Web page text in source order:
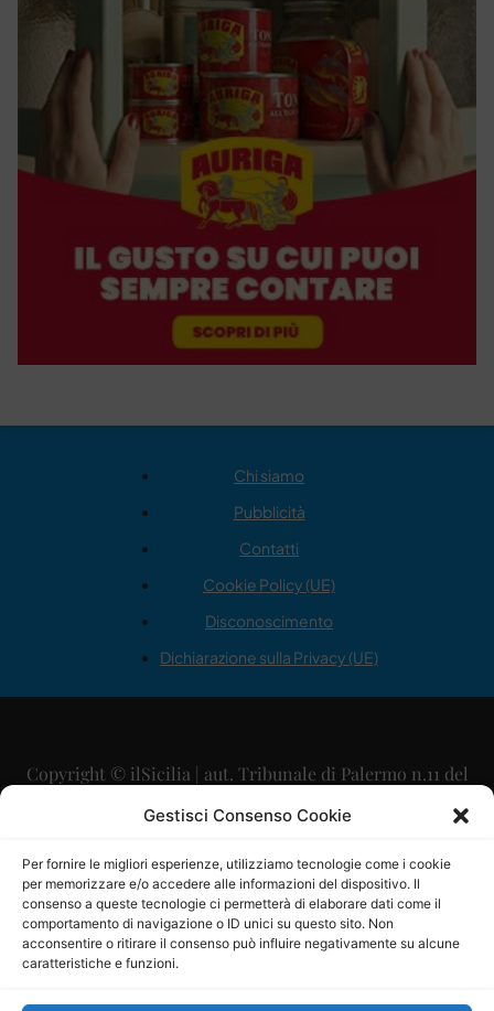
Gestisci Consenso Cookie
Per fornire le migliori esperienze, utilizziamo tecnologie come i cookie
per memorizzare e/o accedere alle informazioni del dispositivo. Il
consenso a queste tecnologie ci permetterà di elaborare dati come il
comportamento di navigazione o ID unici su questo sito. Non
acconsentire o ritirare il consenso può influire negativamente su alcune
caratteristiche e funzioni.
Chi siamo
Pubblicità
Contatti
Cookie Policy (UE)
Disconoscimento
Dichiarazione sulla Privacy (UE)
Copyright © ilSicilia | aut. Tribunale di Palermo n.11 del
29/09/2015
Direttore Editoriale: Maurizio Scaglione
Direttore Responsabile: Maria Calabrese